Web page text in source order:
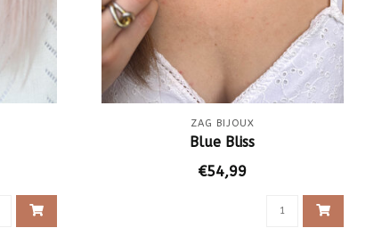
ZAG BIJOUX
Blue Bliss
€54,99